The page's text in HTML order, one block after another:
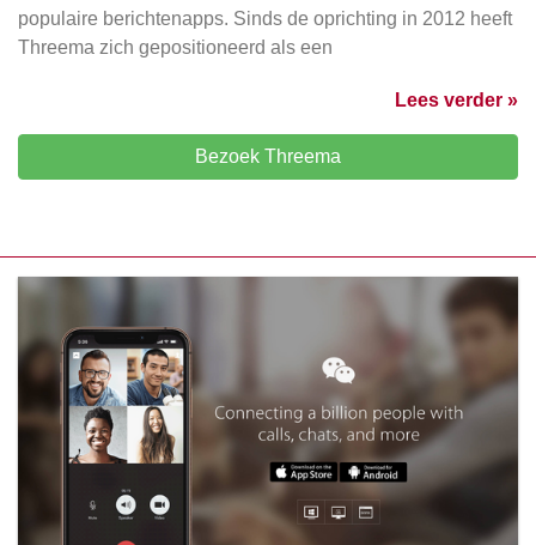
populaire berichtenapps. Sinds de oprichting in 2012 heeft
Threema zich gepositioneerd als een
Lees verder »
Bezoek Threema